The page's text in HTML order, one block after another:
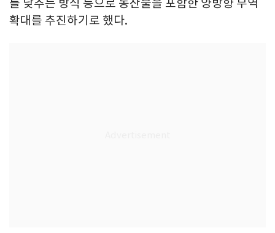
를 낮추는 방식 등으로 농산물을 포함한 양방향 무역
확대를 추진하기로 했다.